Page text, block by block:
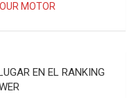
MOTOR
EN EL RANKING